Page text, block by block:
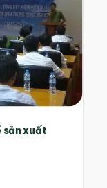
sản xuất